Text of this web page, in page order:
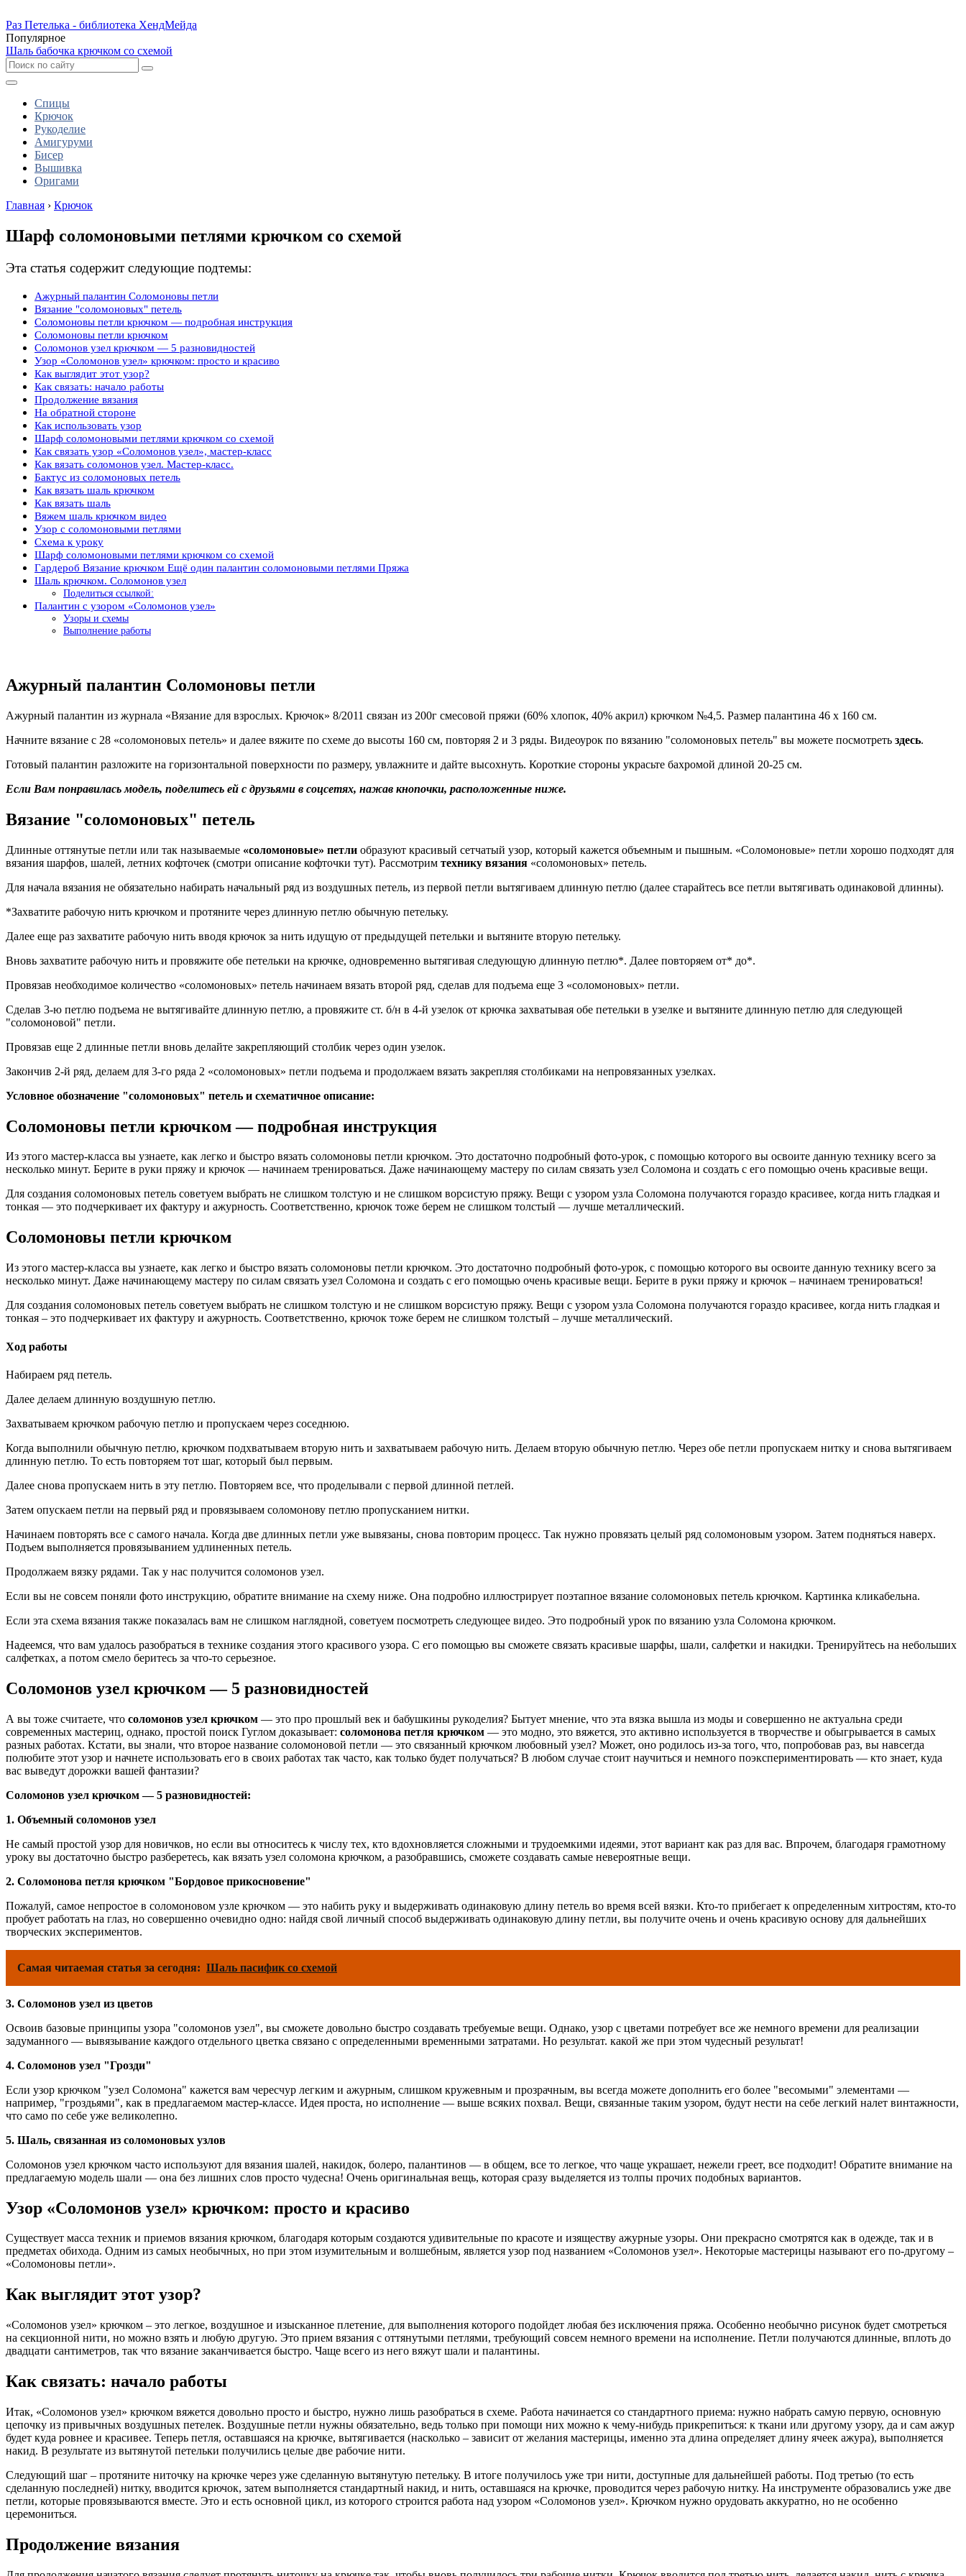
Раз Петелька - библиотека ХендМейда
Популярное
Шаль бабочка крючком со схемой
Спицы
Крючок
Рукоделие
Амигуруми
Бисер
Вышивка
Оригами
Главная › Крючок
Шарф соломоновыми петлями крючком со схемой
Эта статья содержит следующие подтемы:
Ажурный палантин Соломоновы петли
Вязание "соломоновых" петель
Соломоновы петли крючком — подробная инструкция
Соломоновы петли крючком
Соломонов узел крючком — 5 разновидностей
Узор «Соломонов узел» крючком: просто и красиво
Как выглядит этот узор?
Как связать: начало работы
Продолжение вязания
На обратной стороне
Как использовать узор
Шарф соломоновыми петлями крючком со схемой
Как связать узор «Соломонов узел», мастер-класс
Как вязать соломонов узел. Мастер-класс.
Бактус из соломоновых петель
Как вязать шаль крючком
Как вязать шаль
Вяжем шаль крючком видео
Узор с соломоновыми петлями
Схема к уроку
Шарф соломоновыми петлями крючком со схемой
Гардероб Вязание крючком Ещё один палантин соломоновыми петлями Пряжа
Шаль крючком. Соломонов узел
Поделиться ссылкой:
Палантин с узором «Соломонов узел»
Узоры и схемы
Выполнение работы
Ажурный палантин Соломоновы петли
Ажурный палантин из журнала «Вязание для взрослых. Крючок» 8/2011 связан из 200г смесовой пряжи (60% хлопок, 40% акрил) крючком №4,5. Размер палантина 46 х 160 см.
Начните вязание с 28 «соломоновых петель» и далее вяжите по схеме до высоты 160 см, повторяя 2 и 3 ряды. Видеоурок по вязанию "соломоновых петель" вы можете посмотреть здесь.
Готовый палантин разложите на горизонтальной поверхности по размеру, увлажните и дайте высохнуть. Короткие стороны украсьте бахромой длиной 20-25 см.
Если Вам понравилась модель, поделитесь ей с друзьями в соцсетях, нажав кнопочки, расположенные ниже.
Вязание "соломоновых" петель
Длинные оттянутые петли или так называемые «соломоновые» петли образуют красивый сетчатый узор, который кажется объемным и пышным. «Соломоновые» петли хорошо подходят для
вязания шарфов, шалей, летних кофточек (смотри описание кофточки тут). Рассмотрим технику вязания «соломоновых» петель.
Для начала вязания не обязательно набирать начальный ряд из воздушных петель, из первой петли вытягиваем длинную петлю (далее старайтесь все петли вытягивать одинаковой длинны).
*Захватите рабочую нить крючком и протяните через длинную петлю обычную петельку.
Далее еще раз захватите рабочую нить вводя крючок за нить идущую от предыдущей петельки и вытяните вторую петельку.
Вновь захватите рабочую нить и провяжите обе петельки на крючке, одновременно вытягивая следующую длинную петлю*. Далее повторяем от* до*.
Провязав необходимое количество «соломоновых» петель начинаем вязать второй ряд, сделав для подъема еще 3 «соломоновых» петли.
Сделав 3-ю петлю подъема не вытягивайте длинную петлю, а провяжите ст. б/н в 4-й узелок от крючка захватывая обе петельки в узелке и вытяните длинную петлю для следующей
"соломоновой" петли.
Провязав еще 2 длинные петли вновь делайте закрепляющий столбик через один узелок.
Закончив 2-й ряд, делаем для 3-го ряда 2 «соломоновых» петли подъема и продолжаем вязать закрепляя столбиками на непровязанных узелках.
Условное обозначение "соломоновых" петель и схематичное описание:
Соломоновы петли крючком — подробная инструкция
Из этого мастер-класса вы узнаете, как легко и быстро вязать соломоновы петли крючком. Это достаточно подробный фото-урок, с помощью которого вы освоите данную технику всего за
несколько минут. Берите в руки пряжу и крючок — начинаем тренироваться. Даже начинающему мастеру по силам связать узел Соломона и создать с его помощью очень красивые вещи.
Для создания соломоновых петель советуем выбрать не слишком толстую и не слишком ворсистую пряжу. Вещи с узором узла Соломона получаются гораздо красивее, когда нить гладкая и
тонкая — это подчеркивает их фактуру и ажурность. Соответственно, крючок тоже берем не слишком толстый — лучше металлический.
Соломоновы петли крючком
Из этого мастер-класса вы узнаете, как легко и быстро вязать соломоновы петли крючком. Это достаточно подробный фото-урок, с помощью которого вы освоите данную технику всего за
несколько минут. Даже начинающему мастеру по силам связать узел Соломона и создать с его помощью очень красивые вещи. Берите в руки пряжу и крючок – начинаем тренироваться!
Для создания соломоновых петель советуем выбрать не слишком толстую и не слишком ворсистую пряжу. Вещи с узором узла Соломона получаются гораздо красивее, когда нить гладкая и
тонкая – это подчеркивает их фактуру и ажурность. Соответственно, крючок тоже берем не слишком толстый – лучше металлический.
Ход работы
Набираем ряд петель.
Далее делаем длинную воздушную петлю.
Захватываем крючком рабочую петлю и пропускаем через соседнюю.
Когда выполнили обычную петлю, крючком подхватываем вторую нить и захватываем рабочую нить. Делаем вторую обычную петлю. Через обе петли пропускаем нитку и снова вытягиваем
длинную петлю. То есть повторяем тот шаг, который был первым.
Далее снова пропускаем нить в эту петлю. Повторяем все, что проделывали с первой длинной петлей.
Затем опускаем петли на первый ряд и провязываем соломонову петлю пропусканием нитки.
Начинаем повторять все с самого начала. Когда две длинных петли уже вывязаны, снова повторим процесс. Так нужно провязать целый ряд соломоновым узором. Затем подняться наверх.
Подъем выполняется провязыванием удлиненных петель.
Продолжаем вязку рядами. Так у нас получится соломонов узел.
Если вы не совсем поняли фото инструкцию, обратите внимание на схему ниже. Она подробно иллюстрирует поэтапное вязание соломоновых петель крючком. Картинка кликабельна.
Если эта схема вязания также показалась вам не слишком наглядной, советуем посмотреть следующее видео. Это подробный урок по вязанию узла Соломона крючком.
Надеемся, что вам удалось разобраться в технике создания этого красивого узора. С его помощью вы сможете связать красивые шарфы, шали, салфетки и накидки. Тренируйтесь на небольших
салфетках, а потом смело беритесь за что-то серьезное.
Соломонов узел крючком — 5 разновидностей
А вы тоже считаете, что соломонов узел крючком — это про прошлый век и бабушкины рукоделия? Бытует мнение, что эта вязка вышла из моды и совершенно не актуальна среди
современных мастериц, однако, простой поиск Гуглом доказывает: соломонова петля крючком — это модно, это вяжется, это активно используется в творчестве и обыгрывается в самых
разных работах. Кстати, вы знали, что второе название соломоновой петли — это связанный крючком любовный узел? Может, оно родилось из-за того, что, попробовав раз, вы навсегда
полюбите этот узор и начнете использовать его в своих работах так часто, как только будет получаться? В любом случае стоит научиться и немного поэкспериментировать — кто знает, куда
вас выведут дорожки вашей фантазии?
Соломонов узел крючком — 5 разновидностей:
1. Объемный соломонов узел
Не самый простой узор для новичков, но если вы относитесь к числу тех, кто вдохновляется сложными и трудоемкими идеями, этот вариант как раз для вас. Впрочем, благодаря грамотному
уроку вы достаточно быстро разберетесь, как вязать узел соломона крючком, а разобравшись, сможете создавать самые невероятные вещи.
2. Соломонова петля крючком "Бордовое прикосновение"
Пожалуй, самое непростое в соломоновом узле крючком — это набить руку и выдерживать одинаковую длину петель во время всей вязки. Кто-то прибегает к определенным хитростям, кто-то
пробует работать на глаз, но совершенно очевидно одно: найдя свой личный способ выдерживать одинаковую длину петли, вы получите очень и очень красивую основу для дальнейших
творческих экспериментов.
Самая читаемая статья за сегодня: Шаль пасифик со схемой
3. Соломонов узел из цветов
Освоив базовые принципы узора "соломонов узел", вы сможете довольно быстро создавать требуемые вещи. Однако, узор с цветами потребует все же немного времени для реализации
задуманного — вывязывание каждого отдельного цветка связано с определенными временными затратами. Но результат. какой же при этом чудесный результат!
4. Соломонов узел "Грозди"
Если узор крючком "узел Соломона" кажется вам чересчур легким и ажурным, слишком кружевным и прозрачным, вы всегда можете дополнить его более "весомыми" элементами —
например, "гроздьями", как в предлагаемом мастер-классе. Идея проста, но исполнение — выше всяких похвал. Вещи, связанные таким узором, будут нести на себе легкий налет винтажности,
что само по себе уже великолепно.
5. Шаль, связанная из соломоновых узлов
Соломонов узел крючком часто используют для вязания шалей, накидок, болеро, палантинов — в общем, все то легкое, что чаще украшает, нежели греет, все подходит! Обратите внимание на
предлагаемую модель шали — она без лишних слов просто чудесна! Очень оригинальная вещь, которая сразу выделяется из толпы прочих подобных вариантов.
Узор «Соломонов узел» крючком: просто и красиво
Существует масса техник и приемов вязания крючком, благодаря которым создаются удивительные по красоте и изяществу ажурные узоры. Они прекрасно смотрятся как в одежде, так и в
предметах обихода. Одним из самых необычных, но при этом изумительным и волшебным, является узор под названием «Соломонов узел». Некоторые мастерицы называют его по-другому –
«Соломоновы петли».
Как выглядит этот узор?
«Соломонов узел» крючком – это легкое, воздушное и изысканное плетение, для выполнения которого подойдет любая без исключения пряжа. Особенно необычно рисунок будет смотреться
на секционной нити, но можно взять и любую другую. Это прием вязания с оттянутыми петлями, требующий совсем немного времени на исполнение. Петли получаются длинные, вплоть до
двадцати сантиметров, так что вязание заканчивается быстро. Чаще всего из него вяжут шали и палантины.
Как связать: начало работы
Итак, «Соломонов узел» крючком вяжется довольно просто и быстро, нужно лишь разобраться в схеме. Работа начинается со стандартного приема: нужно набрать самую первую, основную
цепочку из привычных воздушных петелек. Воздушные петли нужны обязательно, ведь только при помощи них можно к чему-нибудь прикрепиться: к ткани или другому узору, да и сам ажур
будет куда ровнее и красивее. Теперь петля, оставшаяся на крючке, вытягивается (насколько – зависит от желания мастерицы, именно эта длина определяет длину ячеек ажура), выполняется
накид. В результате из вытянутой петельки получились целые две рабочие нити.
Следующий шаг – протяните ниточку на крючке через уже сделанную вытянутую петельку. В итоге получилось уже три нити, доступные для дальнейшей работы. Под третью (то есть
сделанную последней) нитку, вводится крючок, затем выполняется стандартный накид, и нить, оставшаяся на крючке, проводится через рабочую нитку. На инструменте образовались уже две
петли, которые провязываются вместе. Это и есть основной цикл, из которого строится работа над узором «Соломонов узел». Крючком нужно орудовать аккуратно, но не особенно
церемониться.
Продолжение вязания